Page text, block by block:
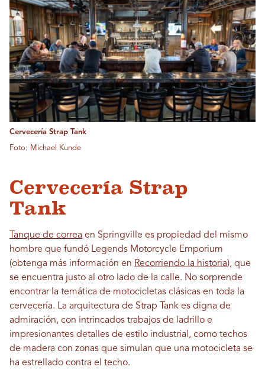
Cervecería Strap Tank
Foto: Michael Kunde
Cervecería Strap
Tank
Tanque de correa en Springville es propiedad del mismo
hombre que fundó Legends Motorcycle Emporium
(obtenga más información en Recorriendo la historia), que
se encuentra justo al otro lado de la calle. No sorprende
encontrar la temática de motocicletas clásicas en toda la
cervecería. La arquitectura de Strap Tank es digna de
admiración, con intrincados trabajos de ladrillo e
impresionantes detalles de estilo industrial, como techos
de madera con zonas que simulan que una motocicleta se
ha estrellado contra el techo.